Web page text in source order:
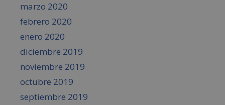
marzo 2020
febrero 2020
enero 2020
diciembre 2019
noviembre 2019
octubre 2019
septiembre 2019